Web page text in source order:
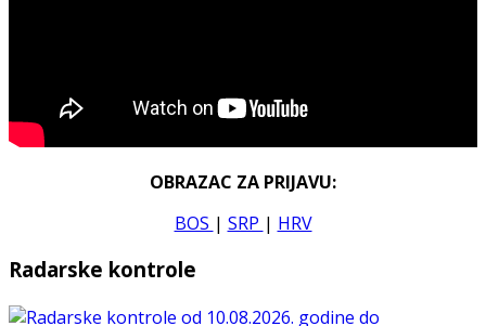
OBRAZAC ZA PRIJAVU:
BOS | SRP | HRV
Radarske kontrole